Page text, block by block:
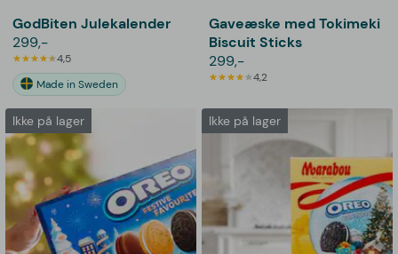
GodBiten Julekalender
299,-
4,5
Made in Sweden
Gaveæske med Tokimeki
Biscuit Sticks
299,-
4,2
Ikke på lager Ikke på lager